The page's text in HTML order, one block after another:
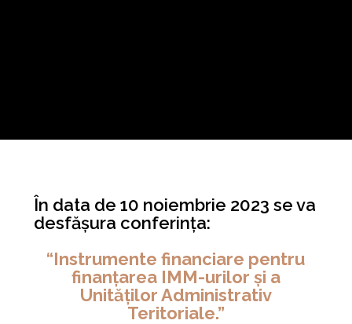
În data de 10 noiembrie 2023 se va
desfășura conferința:
“Instrumente financiare pentru
finanțarea IMM-urilor și a
Unităților Administrativ
Teritoriale.”